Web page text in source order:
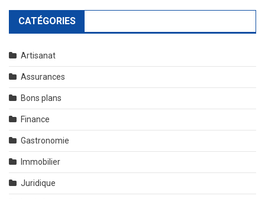
CATÉGORIES
Artisanat
Assurances
Bons plans
Finance
Gastronomie
Immobilier
Juridique